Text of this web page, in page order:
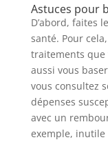
Astuces pour
D’abord, faites
santé. Pour
traitements que
aussi vous
vous consultez
dépenses
avec un
exemple, inutile